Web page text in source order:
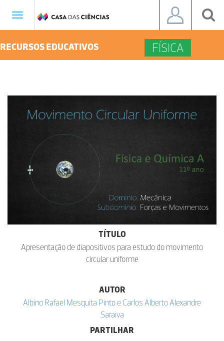
Toggle
RECURSOS EDUCATIVOS FÍSICA
TÍTULO
Apresentação de diapositivos para estudo do movimento
circular uniforme
AUTOR
Albino Rafael Mesquita Pinto e Carlos Alberto Alexandre
Saraiva
PARTILHAR